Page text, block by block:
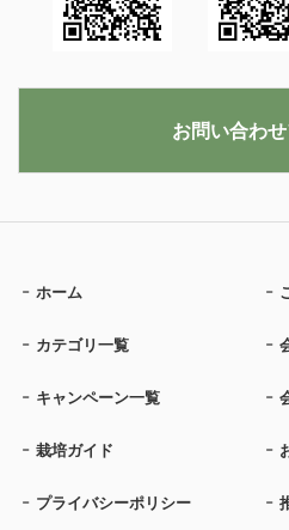
ホーム
カテゴリ一覧
キャンペーン一覧
栽培ガイド
プライバシーポリシー
お問い合わ